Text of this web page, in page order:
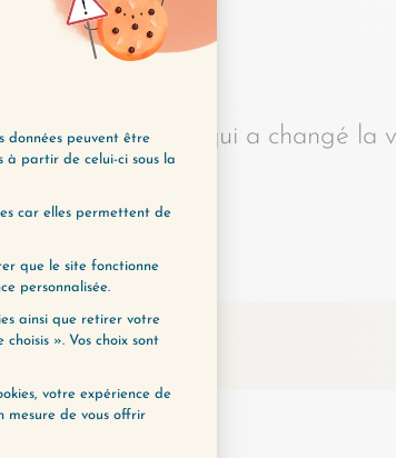
LIVRE
l’approche qui a changé la